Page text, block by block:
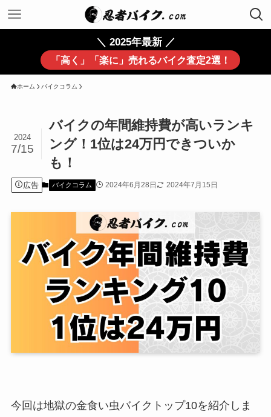
＼ 2025年最新 ／
「高く」「楽に」売れるバイク査定2選！
ホーム バイクコラム
バイクの年間維持費が高いランキ
ング！1位は24万円できついか
も！
2024
7/15
広告 バイクコラム 2024年6月28日 2024年7月15日
今回は地獄の金食い虫バイクトップ10を紹介しま